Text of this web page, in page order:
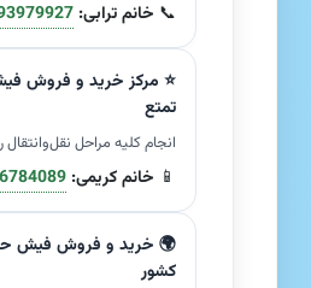
📞 خانم ترابی:
⭐ مرکز خرید و فروش
تمتع
انجام کلیه مراحل
📱 خانم کریمی:
🌍 خرید و فروش فیش
کشور